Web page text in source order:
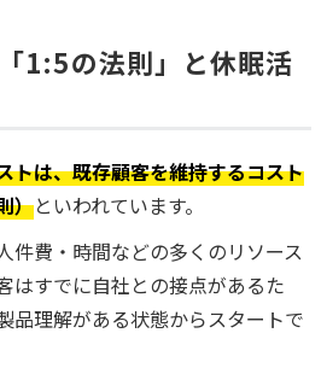
1:5の法則」と休眠活
トは、既存顧客を維持するコスト
）といわれています。
件費・時間などの多くのリソース
はすでに自社との接点があるた
品理解がある状態からスタートで